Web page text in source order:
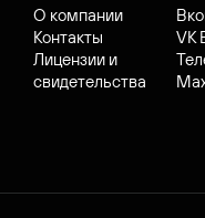
О компании
Контакты
Лицензии и
свидетельства
VK